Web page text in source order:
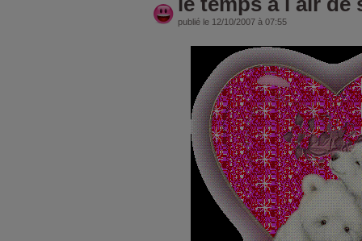
publié le 12/10/2007 à 07:55